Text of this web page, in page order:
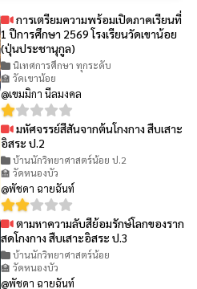
การเตรียมความพร้อมเปิดภาคเรียนที่
1 ปีการศึกษา 2569 โรงเรียนวัดเขาน้อย
(ปุ่นประชานุกูล)
นิเทศการศึกษา ทุกระดับ
🏫 วัดเขาน้อย
@เขมมิกา นีลมงคล
มหัศจรรย์สีสันจากต้นโกงกาง สืบเสาะ
อิสระ ป.2
บ้านนักวิทยาศาสตร์น้อย ป.2
🏫 วัดหนองบัว
@พัชดา ฉายฉันท์
ตามหาความลับสีย้อมรักษ์โลกของราก
สดโกงกาง สืบเสาะอิสระ ป.3
บ้านนักวิทยาศาสตร์น้อย
🏫 วัดหนองบัว
@พัชดา ฉายฉันท์